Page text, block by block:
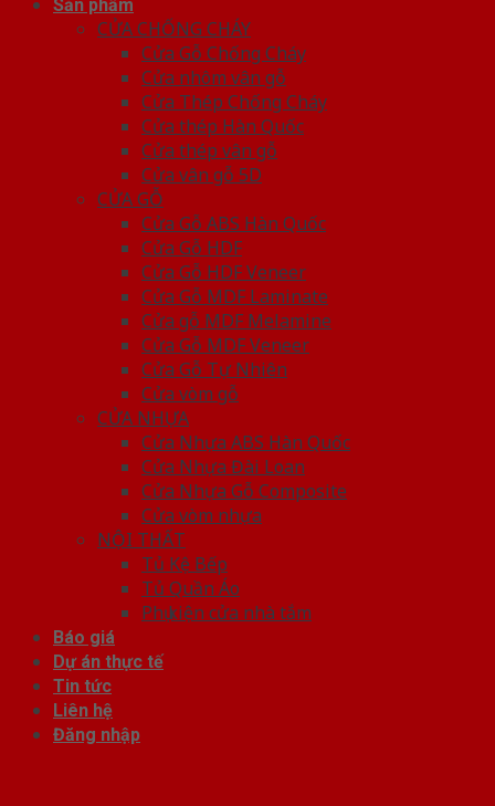
Sản phẩm
CỬA CHỐNG CHÁY
Cửa Gỗ Chống Cháy
Cửa nhôm vân gỗ
Cửa Thép Chống Cháy
Cửa thép Hàn Quốc
Cửa thép vân gỗ
Cửa vân gỗ 5D
CỬA GỖ
Cửa Gỗ ABS Hàn Quốc
Cửa Gỗ HDF
Cửa Gỗ HDF Veneer
Cửa Gỗ MDF Laminate
Cửa gỗ MDF Melamine
Cửa Gỗ MDF Veneer
Cửa Gỗ Tự Nhiên
Cửa vòm gỗ
CỬA NHỰA
Cửa Nhựa ABS Hàn Quốc
Cửa Nhựa Đài Loan
Cửa Nhựa Gỗ Composite
Cửa vòm nhựa
NỘI THẤT
Tủ Kệ Bếp
Tủ Quần Áo
Phụ kiện cửa nhà tắm
Báo giá
Dự án thực tế
Tin tức
Liên hệ
Đăng nhập